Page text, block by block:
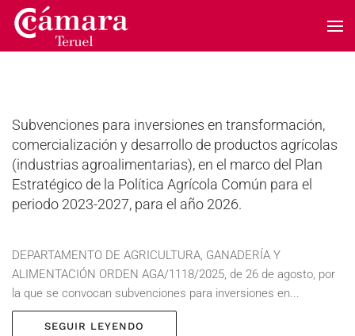
Skip to main content
Subvenciones para inversiones en transformación,
comercialización y desarrollo de productos agrícolas
(industrias agroalimentarias), en el marco del Plan
Estratégico de la Política Agrícola Común para el
periodo 2023-2027, para el año 2026.
DEPARTAMENTO DE AGRICULTURA, GANADERÍA Y
ALIMENTACIÓN ORDEN AGA/1118/2025, de 26 de agosto, por
la que se convocan subvenciones para inversiones en...
SEGUIR LEYENDO